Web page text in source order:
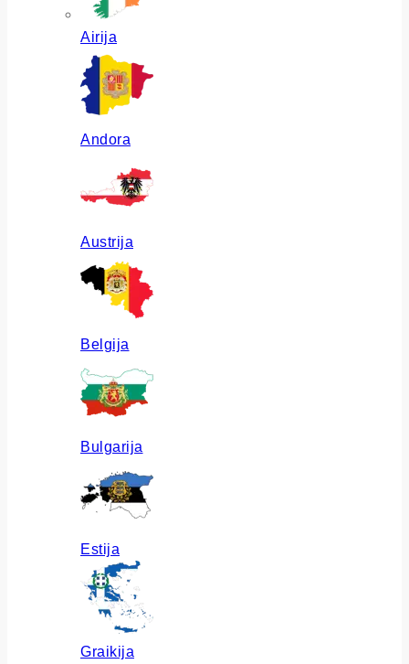
Airija
Andora
Austrija
Belgija
Bulgarija
Estija
Graikija